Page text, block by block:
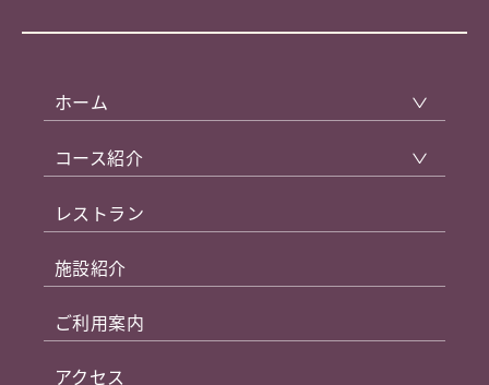
ホーム
コース紹介
レストラン
施設紹介
ご利用案内
アクセス